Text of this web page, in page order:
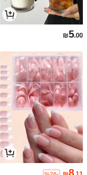
₪5.00